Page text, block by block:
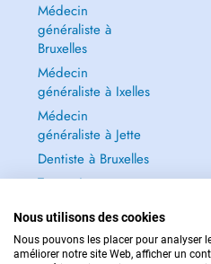
Médecin
généraliste à
Bruxelles
Médecin
généraliste à Ixelles
Médecin
généraliste à Jette
Dentiste à Bruxelles
Tout voir →
Nous utilisons des cookies
Nous pouvons les placer pour analyser
améliorer notre site Web, afficher un